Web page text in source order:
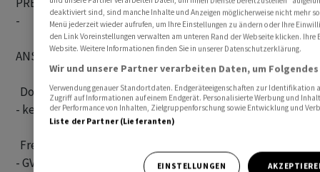
-
ANSTEHENDE INFORMATIONEN VON UNTERNEHMEN
  Donnerstag:
- keine Termine
  Freitag:
- GV: Interroll, Swiss Estates AG (Dekotierung BX)
deaktiviert sind, sind manche Inhalte und Anzeigen möglicherweise nicht mehr
Menü jederzeit wieder aufrufen, um Ihre Einstellungen zu ändern oder Ihre
den Link Voreinstellungen verwalten am unteren Rand der Webseite klicken. Ihre
Website. Weitere Informationen finden Sie in unserer Datenschutzerklärung.
Wir und unsere Partner verarbeiten Daten, um
Verwendung genauer Standortdaten. Endgeräteeigenschaften zur Identifikation
Zugriff auf Informationen auf einem Endgerät. Personalisierte Werbung und
der Performance von Inhalten, Zielgruppenforschung sowie Entwicklung und
Liste der Partner (Lieferanten)
EINSTELLUNGEN